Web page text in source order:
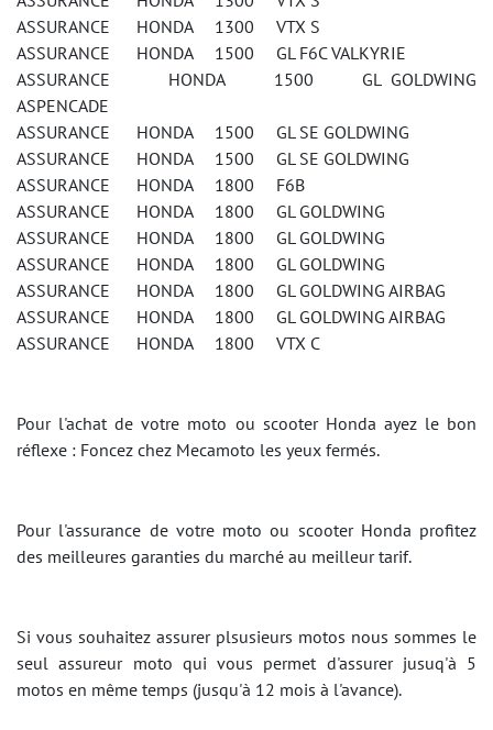
ASSURANCE HONDA 1300 VTX S
ASSURANCE HONDA 1500 GL F6C VALKYRIE
ASSURANCE HONDA 1500 GL GOLDWING
ASPENCADE
ASSURANCE HONDA 1500 GL SE GOLDWING
ASSURANCE HONDA 1500 GL SE GOLDWING
ASSURANCE HONDA 1800 F6B
ASSURANCE HONDA 1800 GL GOLDWING
ASSURANCE HONDA 1800 GL GOLDWING
ASSURANCE HONDA 1800 GL GOLDWING
ASSURANCE HONDA 1800 GL GOLDWING AIRBAG
ASSURANCE HONDA 1800 GL GOLDWING AIRBAG
ASSURANCE HONDA 1800 VTX C
Pour l'achat de votre moto ou scooter Honda ayez le bon
réflexe : Foncez chez Mecamoto les yeux fermés.
Pour l'assurance de votre moto ou scooter Honda profitez
des meilleures garanties du marché au meilleur tarif.
Si vous souhaitez assurer plsusieurs motos nous sommes le
seul assureur moto qui vous permet d'assurer jusuq'à 5
motos en même temps (jusqu'à 12 mois à l'avance).